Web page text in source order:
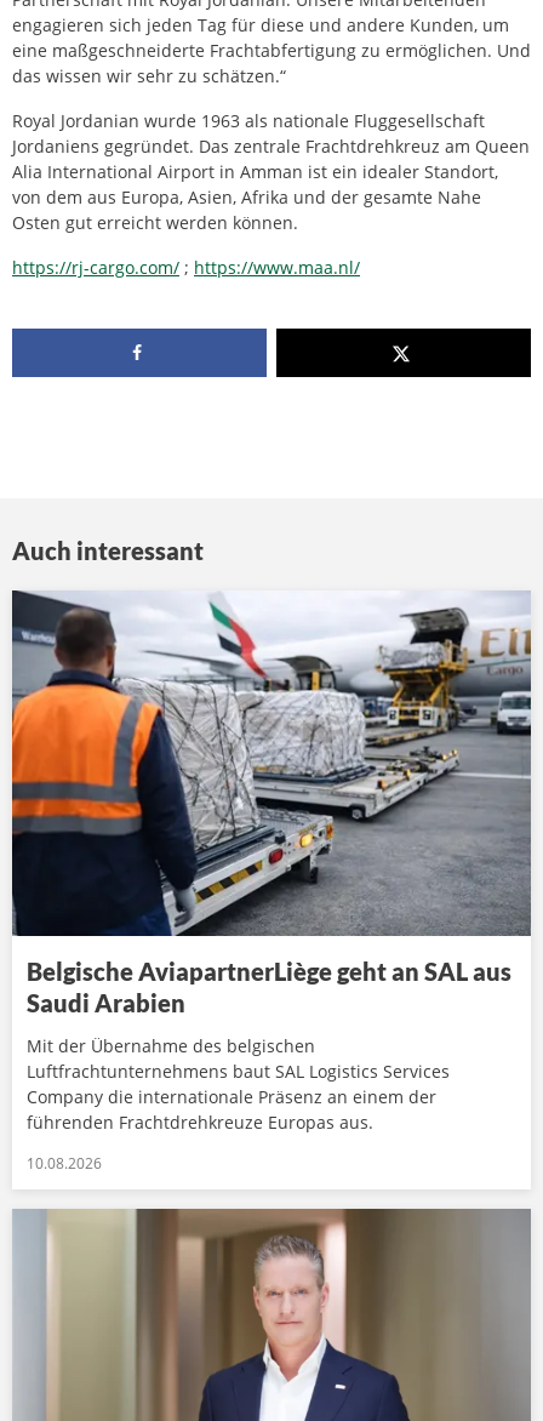
engagieren sich jeden Tag für diese und andere Kunden, um
eine maßgeschneiderte Frachtabfertigung zu ermöglichen. Und
das wissen wir sehr zu schätzen.“
Royal Jordanian wurde 1963 als nationale Fluggesellschaft
Jordaniens gegründet. Das zentrale Frachtdrehkreuz am Queen
Alia International Airport in Amman ist ein idealer Standort,
von dem aus Europa, Asien, Afrika und der gesamte Nahe
Osten gut erreicht werden können.
https://rj-cargo.com/ ; https://www.maa.nl/
Auch interessant
Belgische AviapartnerLiège geht an SAL aus
Saudi Arabien
Mit der Übernahme des belgischen
Luftfrachtunternehmens baut SAL Logistics Services
Company die internationale Präsenz an einem der
führenden Frachtdrehkreuze Europas aus.
10.08.2026